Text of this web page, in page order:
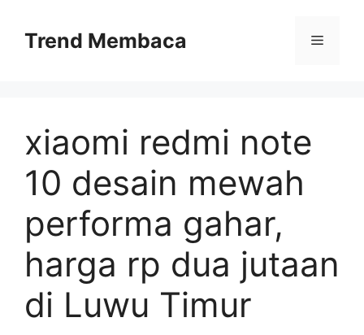
contentTrend Membaca Menu
xiaomi redmi note
10 desain mewah
performa gahar,
harga rp dua jutaan
di Luwu Timur